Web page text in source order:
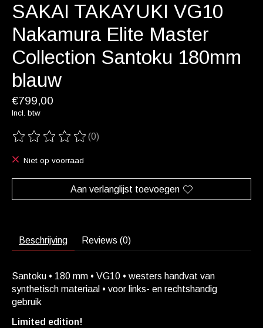
SAKAI TAKAYUKI VG10
Nakamura Elite Master
Collection Santoku 180mm
blauw
€799,00
Incl. btw
De beoordeling van dit product is
(0)
Niet op voorraad
Aan verlanglijst toevoegen
Beschrijving Reviews (0)
Santoku • 180 mm • VG10 • westers handvat van
synthetisch materiaal • voor links- en rechtshandig
gebruik
Limited edition!